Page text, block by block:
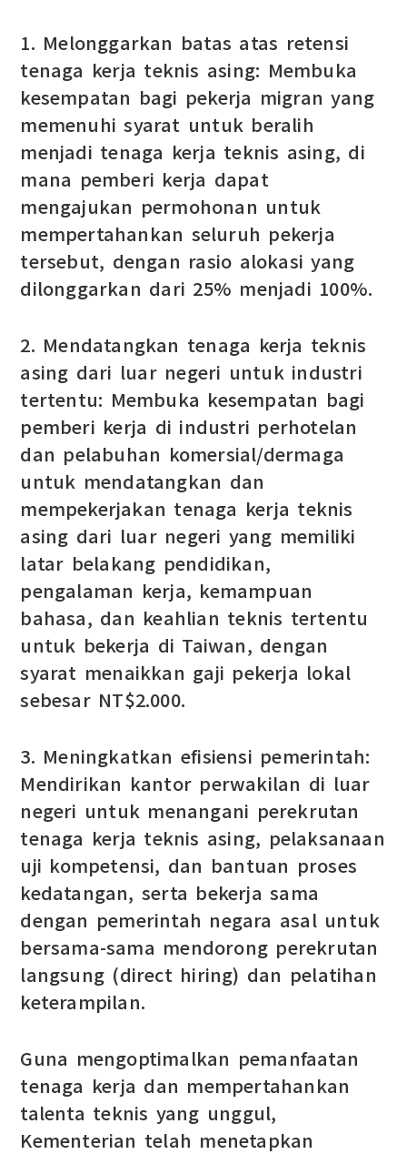
1. Melonggarkan batas atas retensi
tenaga kerja teknis asing: Membuka
kesempatan bagi pekerja migran yang
memenuhi syarat untuk beralih
menjadi tenaga kerja teknis asing, di
mana pemberi kerja dapat
mengajukan permohonan untuk
mempertahankan seluruh pekerja
tersebut, dengan rasio alokasi yang
dilonggarkan dari 25% menjadi 100%.
2. Mendatangkan tenaga kerja teknis
asing dari luar negeri untuk industri
tertentu: Membuka kesempatan bagi
pemberi kerja di industri perhotelan
dan pelabuhan komersial/dermaga
untuk mendatangkan dan
mempekerjakan tenaga kerja teknis
asing dari luar negeri yang memiliki
latar belakang pendidikan,
pengalaman kerja, kemampuan
bahasa, dan keahlian teknis tertentu
untuk bekerja di Taiwan, dengan
syarat menaikkan gaji pekerja lokal
sebesar NT$2.000.
3. Meningkatkan efisiensi pemerintah:
Mendirikan kantor perwakilan di luar
negeri untuk menangani perekrutan
tenaga kerja teknis asing, pelaksanaan
uji kompetensi, dan bantuan proses
kedatangan, serta bekerja sama
dengan pemerintah negara asal untuk
bersama-sama mendorong perekrutan
langsung (direct hiring) dan pelatihan
keterampilan.
Guna mengoptimalkan pemanfaatan
tenaga kerja dan mempertahankan
talenta teknis yang unggul,
Kementerian telah menetapkan